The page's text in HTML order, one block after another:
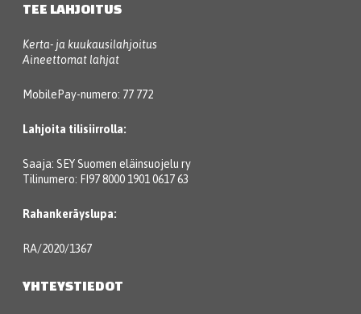
TEE LAHJOITUS
Kerta- ja kuukausilahjoitus
Aineettomat lahjat
MobilePay-numero: 77 772
Lahjoita tilisiirrolla:
Saaja: SEY Suomen eläinsuojelu ry
Tilinumero: FI97 8000 1901 0617 63
Rahankeräyslupa:
RA/2020/1367
YHTEYSTIEDOT